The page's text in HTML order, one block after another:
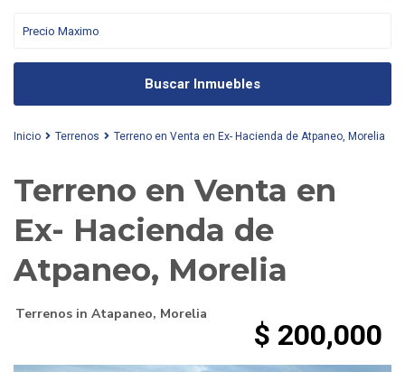
Buscar Inmuebles
Inicio Terrenos Terreno en Venta en Ex- Hacienda de Atpaneo, Morelia
Terreno en Venta en
Ex- Hacienda de
Atpaneo, Morelia
Terrenos in Atapaneo, Morelia
$ 200,000